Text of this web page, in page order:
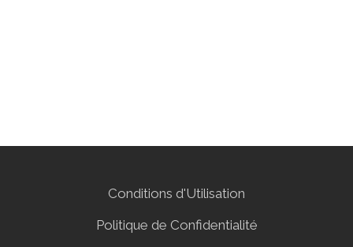
Conditions d'Utilisation
Politique de Confidentialité